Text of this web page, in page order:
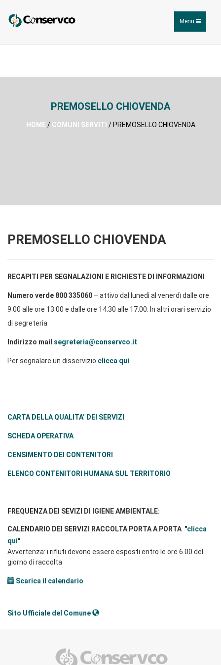
Toggle
navigation
Menu
PREMOSELLO CHIOVENDA
HOME / COMUNI SERVITI / PREMOSELLO CHIOVENDA
PREMOSELLO CHIOVENDA
RECAPITI PER SEGNALAZIONI E RICHIESTE DI INFORMAZIONI
Numero verde 800 335060 – attivo dal lunedì al venerdì dalle ore
9.00 alle ore 13.00 e dalle ore 14:30 alle 17:00. In altri orari servizio
di segreteria
Indirizzo mail segreteria@conservco.it
Per segnalare un disservizio clicca qui
CARTA DELLA QUALITA’ DEI SERVIZI
SCHEDA OPERATIVA
CENSIMENTO DEI CONTENITORI
ELENCO CONTENITORI HUMANA SUL TERRITORIO
FREQUENZA DEI SEVIZI DI IGIENE AMBIENTALE:
CALENDARIO DEI SERVIZI RACCOLTA PORTA A PORTA "clicca
qui"
Avvertenza: i rifiuti devono essere esposti entro le ore 6.00 del
giorno di raccolta
Scarica il calendario
Sito Ufficiale del Comune